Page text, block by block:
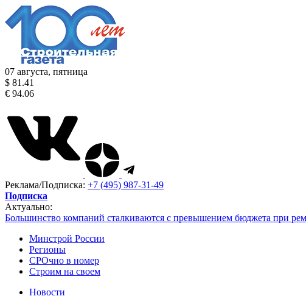
07 августа, пятница
$ 81.41
€ 94.06
Реклама/Подписка: +7 (495) 987-31-49
Подписка
Актуально:
Большинство компаний сталкиваются с превышением бюджета при
Минстрой России
Регионы
СРОчно в номер
Строим на своем
Новости